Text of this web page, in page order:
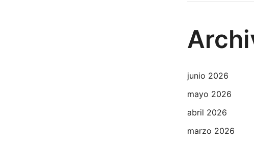
junio 2026
mayo 2026
abril 2026
marzo 2026